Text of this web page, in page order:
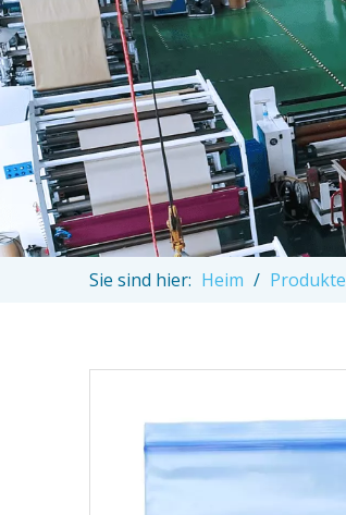
Sie sind hier: Heim / Produkte